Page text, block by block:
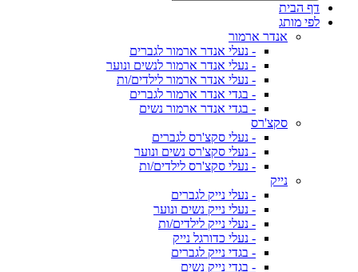
דף הבית
לפי מותג
אנדר ארמור
- נעלי אנדר ארמור לגברים
- נעלי אנדר ארמור לנשים ונוער
- נעלי אנדר ארמור לילדים/ות
- בגדי אנדר ארמור לגברים
- בגדי אנדר ארמור נשים
סקצ'רס
- נעלי סקצ'רס לגברים
- נעלי סקצ'רס נשים ונוער
- נעלי סקצ'רס לילדים/ות
נייק
- נעלי נייק לגברים
- נעלי נייק נשים ונוער
- נעלי נייק לילדים/ות
- נעלי כדורגל נייק
- בגדי נייק לגברים
- בגדי נייק נשים